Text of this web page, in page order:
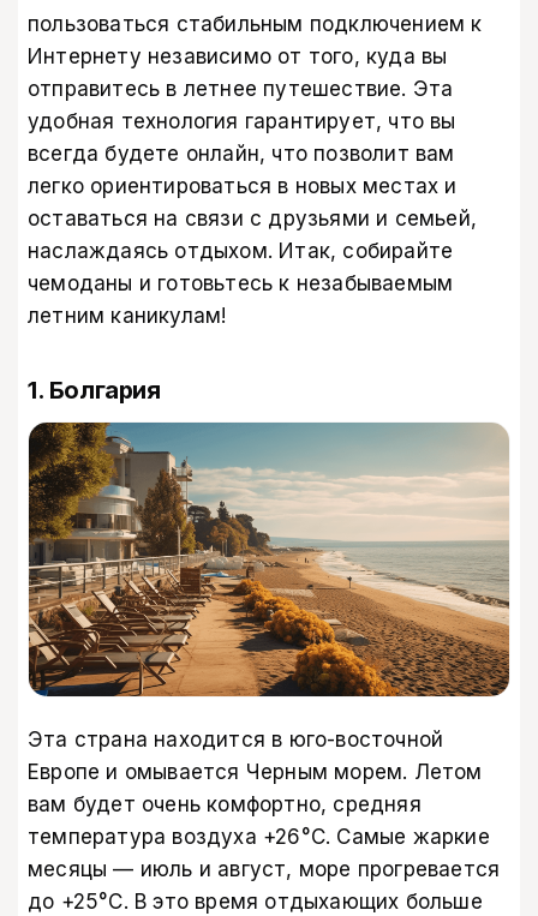
пользоваться стабильным подключением к
Интернету независимо от того, куда вы
отправитесь в летнее путешествие. Эта
удобная технология гарантирует, что вы
всегда будете онлайн, что позволит вам
легко ориентироваться в новых местах и
оставаться на связи с друзьями и семьей,
наслаждаясь отдыхом. Итак, собирайте
чемоданы и готовьтесь к незабываемым
летним каникулам!
1. Болгария
Эта страна находится в юго-восточной
Европе и омывается Черным морем. Летом
вам будет очень комфортно, средняя
температура воздуха +26°C. Самые жаркие
месяцы — июль и август, море прогревается
до +25°C. В это время отдыхающих больше